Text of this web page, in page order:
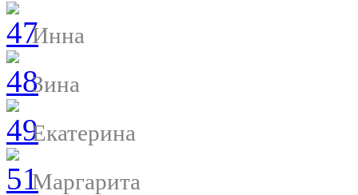
Инна
Зина
Екатерина
Маргарита